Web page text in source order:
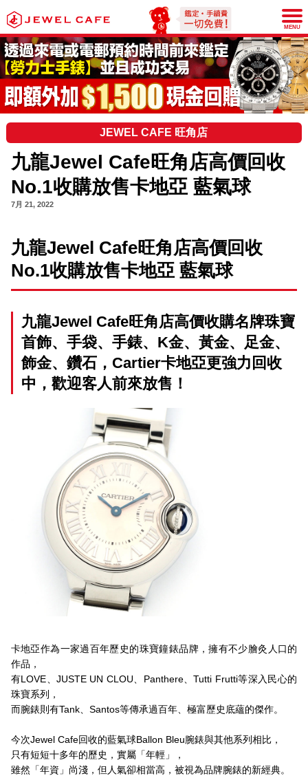
JEWEL CAFE
MENU
JEWEL CAFE 旺角店
九龍Jewel Cafe旺角店高價回收
No.1收購放售卡地亞 藍氣球
7月 21, 2022
九龍Jewel Cafe旺角店高價回收
No.1收購放售卡地亞 藍氣球
九龍Jewel Cafe旺角店高價收購名牌珠寶
首飾、手袋、手錶、K金、黃金、足金、
飾金、鑽石，Cartier卡地亞更強力回收
中，歡迎客人前來放售！
卡地亞作為一家過百年歷史的珠寶鐘錶品牌，擁有不少膾灸人口的
作品，
有LOVE、JUSTE UN CLOU、Panthere、Tutti Frutti等深入民心的
珠寶系列，
而腕錶則有Tank、Santos等傳承過百年、極富歷史底蘊的傑作。
今次Jewel Cafe回收的藍氣球Ballon Bleu腕錶與其他系列相比，
只有短短十多年的歷史，實屬「年輕」，
雖然「年資」尚淺，但人氣卻相當高，被視為品牌腕錶的新經典。